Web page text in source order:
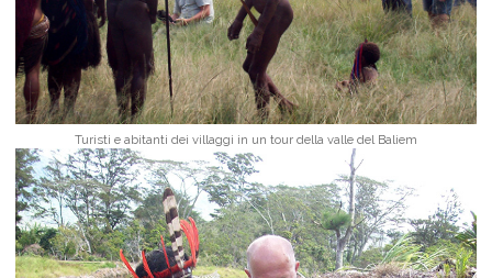
Turisti e abitanti dei villaggi in un tour della valle del Baliem